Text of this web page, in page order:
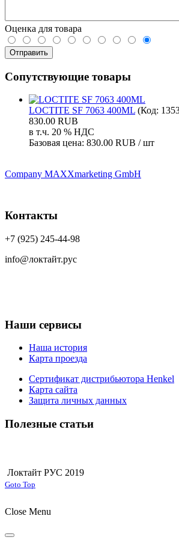
Оценка для товара
Сопутствующие товары
LOCTITE SF 7063 400ML (Код:
830.00 RUB
в т.ч. 20 % НДС
Базовая цена: 830.00 RUB / шт
Company MAXXmarketing GmbH
Контакты
+7 (925) 245-44-98
info@локтайт.рус
Наши сервисы
Наша история
Карта проезда
Сертификат дистрибьютора Henkel
Карта сайта
Защита личных данных
Полезные статьи
Локтайт РУС 2019
Joomla! 3 Templates
Goto Top
Close Menu